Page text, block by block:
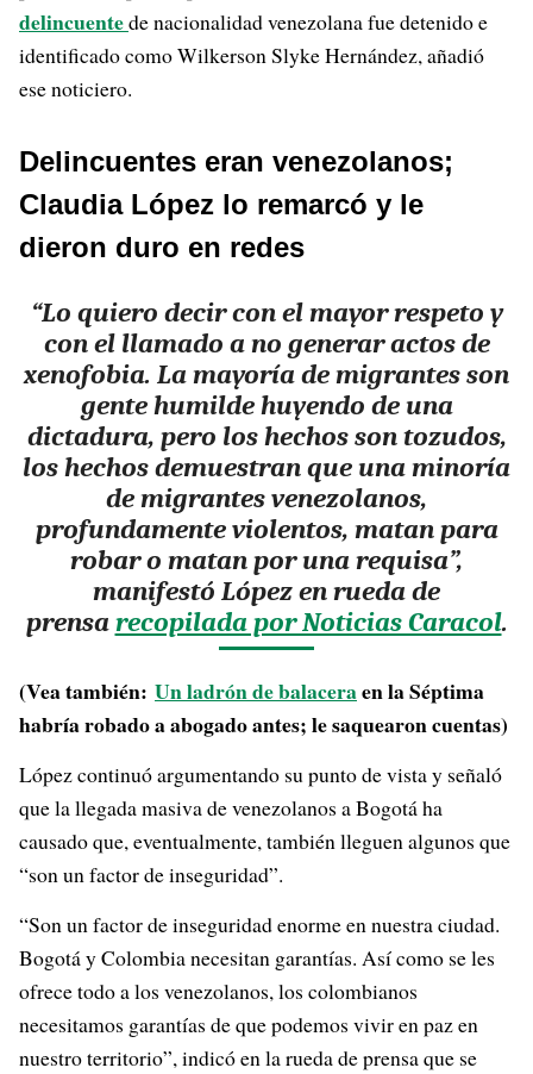
delincuentede nacionalidad venezolana fue detenido e
identificado como Wilkerson Slyke Hernández, añadió
ese noticiero.
Delincuentes eran venezolanos;
Claudia López lo remarcó y le
dieron duro en redes
“Lo quiero decir con el mayor respeto y
con el llamado a no generar actos de
xenofobia. La mayoría de migrantes son
gente humilde huyendo de una
dictadura, pero los hechos son tozudos,
los hechos demuestran que una minoría
de migrantes venezolanos,
profundamente violentos, matan para
robar o matan por una requisa”,
manifestó López en rueda de
prensarecopilada por Noticias Caracol.
(Vea también: Un ladrón debalaceraen la Séptima
habría robado a abogado antes; le saquearon cuentas)
López continuó argumentando su punto de vista y señaló
que la llegada masiva de venezolanos a Bogotá ha
causado que, eventualmente, también lleguen algunos que
“son un factor de inseguridad”.
“Son un factor de inseguridad enorme en nuestra ciudad.
Bogotá y Colombia necesitan garantías. Así como se les
ofrece todo a los venezolanos, los colombianos
necesitamos garantías de que podemos vivir en paz en
nuestro territorio”, indicó en la rueda de prensa que se